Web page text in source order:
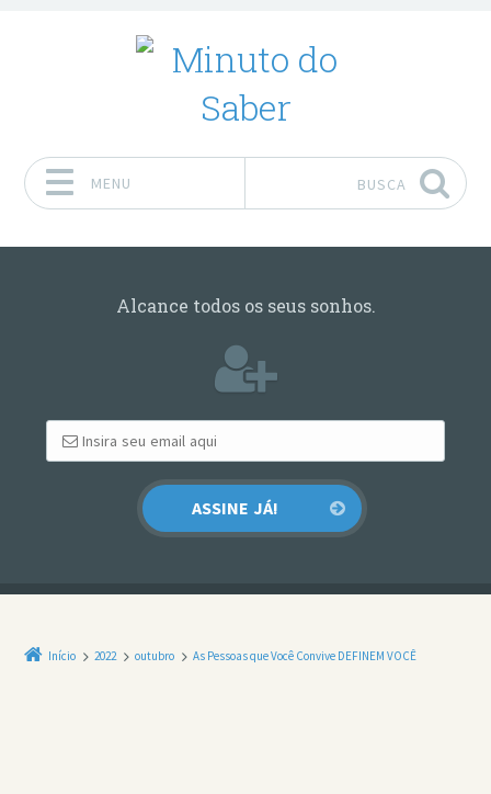
MENU BUSCA
Alcance todos os seus sonhos.
Início 2022 outubro As Pessoas que Você Convive DEFINEM VOCÊ